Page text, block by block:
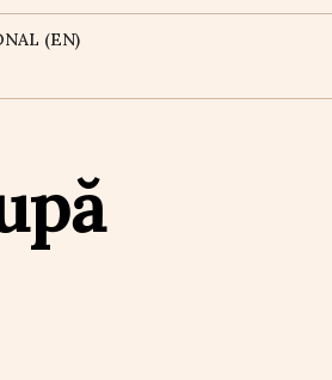
(EN)